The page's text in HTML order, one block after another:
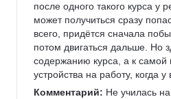
после одного такого курса у
может получиться сразу
всего, придётся сначала
потом двигаться дальше. Но
содержанию курса, а к самой
устройства на работу, когда
Комментарий: Не училась